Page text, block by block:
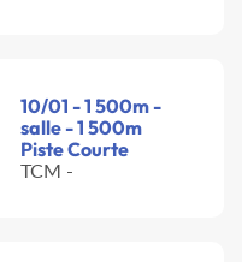
10/01 - 1 500m -
salle - 1 500m
Piste Courte
TCM -